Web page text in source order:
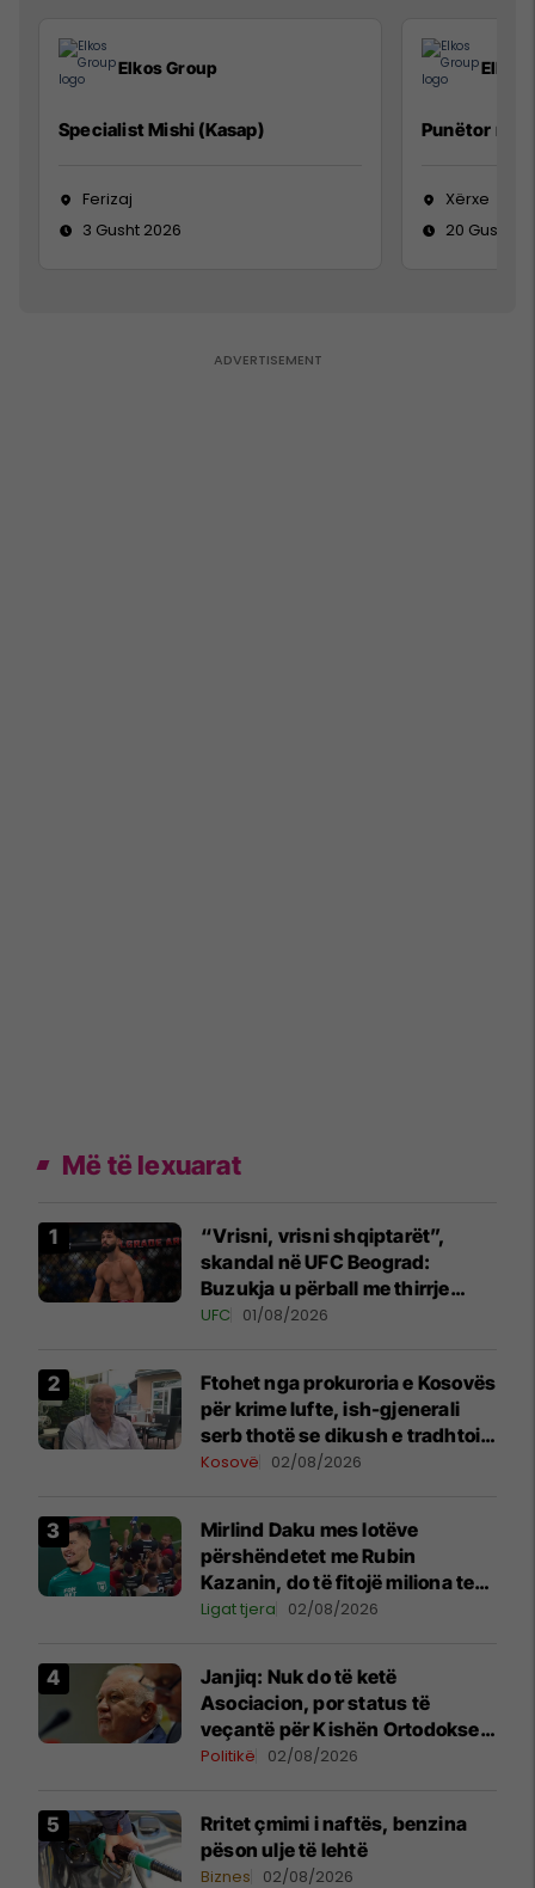
Elkos Group
Specialist Mishi (Kasap)
Ferizaj
3 Gusht 2026
Elkos
Punëtor në
Xërxe
20 Gusht
Më të lexuarat
“Vrisni, vrisni shqiptarët”,
skandal në UFC Beograd:
Buzukja u përball me thirrje
anti-shqiptare nga tribunat
UFC 01/08/2026
Ftohet nga prokuroria e Kosovës
për krime lufte, ish-gjenerali
serb thotë se dikush e tradhtoi
në Beograd
Kosovë 02/08/2026
Mirlind Daku mes lotëve
përshëndetet me Rubin
Kazanin, do të fitojë miliona te
Spartak Moska
Ligat tjera 02/08/2026
Janjiq: Nuk do të ketë
Asociacion, por status të
veçantë për Kishën Ortodokse
Serbe në Kosovë
Politikë 02/08/2026
Rritet çmimi i naftës, benzina
pëson ulje të lehtë
Biznes 02/08/2026